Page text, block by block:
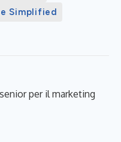
Simplified
per il marketing